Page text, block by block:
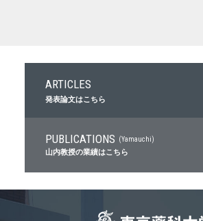
ARTICLES
発表論文はこちら
PUBLICATIONS (Yamauchi)
山内教授の業績はこちら